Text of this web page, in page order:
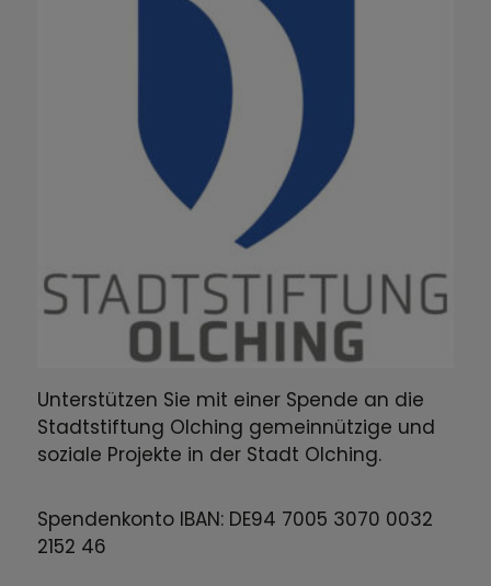
Unterstützen Sie mit einer Spende an die
Stadtstiftung Olching gemeinnützige und
soziale Projekte in der Stadt Olching.
Spendenkonto IBAN: DE94 7005 3070 0032
2152 46